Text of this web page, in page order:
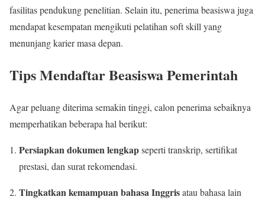
fasilitas pendukung penelitian. Selain itu, penerima beasiswa juga
mendapat kesempatan mengikuti pelatihan soft skill yang
menunjang karier masa depan.
Tips Mendaftar Beasiswa Pemerintah
Agar peluang diterima semakin tinggi, calon penerima sebaiknya
memperhatikan beberapa hal berikut:
Persiapkan dokumen lengkapseperti transkrip, sertifikat
prestasi, dan surat rekomendasi.
Tingkatkan kemampuan bahasa Inggrisatau bahasa lain